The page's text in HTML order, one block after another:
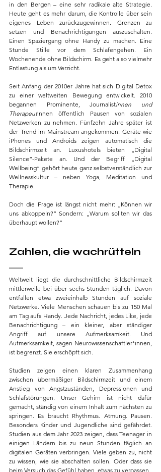
in den Bergen – eine sehr radikale alte Strategie.
Heute geht es mehr darum, die Kontrolle über sein
eigenes Leben zurückzugewinnen. Grenzen zu
setzen und Benachrichtigungen auszuschalten.
Einen Spaziergang ohne Handy zu machen. Eine
Stunde Stille vor dem Schlafengehen. Ein
Wochenende ohne Bildschirm. Es geht also vielmehr
Entlastung als um Verzicht.
Seit Anfang der 2010er Jahre hat sich Digital Detox
zu einer weltweiten Bewegung entwickelt. 2010
begannen Prominente, Journalistinnen und
Therapeutinnen öffentlich Pausen von sozialen
Netzwerken zu nehmen. Fünfzehn Jahre später ist
der Trend im Mainstream angekommen. Geräte wie
iPhones und Androids zeigen automatisch die
Bildschirmzeit an. Luxushotels bieten „Digital
Silence“-Pakete an. Und der Begriff „Digital
Wellbeing“ gehört heute ganz selbstverständlich zur
Wellnesskultur – neben Yoga, Meditation und
Therapie.
Doch die Frage ist längst nicht mehr: „Können wir
uns abkoppeln?“ Sondern: „Warum sollten wir das
überhaupt wollen?“
Zahlen, die wachrütteln
Weltweit liegt die durchschnittliche Bildschirmzeit
mittlerweile bei über sechs Stunden täglich. Davon
entfallen etwa zweieinhalb Stunden auf soziale
Netzwerke. Viele Menschen schauen bis zu 150 Mal
am Tag aufs Handy. Jede Nachricht, jedes Like, jede
Benachrichtigung – ein kleiner, aber ständiger
Angriff auf unsere Aufmerksamkeit. Und
Aufmerksamkeit, sagen Neurowissenschaftler*innen,
ist begrenzt. Sie erschöpft sich.
Studien zeigen einen klaren Zusammenhang
zwischen übermäßiger Bildschirmzeit und einem
Anstieg von Angstzuständen, Depressionen und
Schlafstörungen. Unser Gehirn ist nicht dafür
gemacht, ständig von einem Inhalt zum nächsten zu
springen. Es braucht Rhythmus. Atmung. Pausen.
Besonders Kinder und Jugendliche sind gefährdet.
Studien aus dem Jahr 2023 zeigen, dass Teenager in
einigen Ländern bis zu neun Stunden täglich an
digitalen Geräten verbringen. Viele geben zu, nicht
zu wissen, wie sie abschalten sollen. Oder dass sie
beim Versuch das Gefühl haben, etwas zu verpassen.